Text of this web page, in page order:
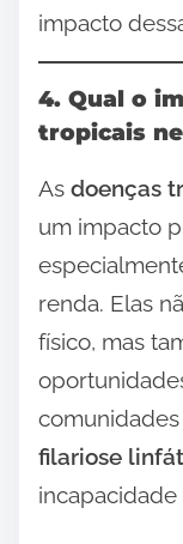
impacto
4. Qual o
tropicais
As doenças
um impacto
renda. Elas
físico, mas
filariose
incapacidade